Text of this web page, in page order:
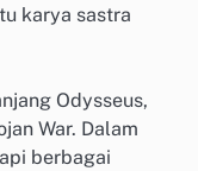
karya sastra
Odysseus,
War. Dalam
berbagai